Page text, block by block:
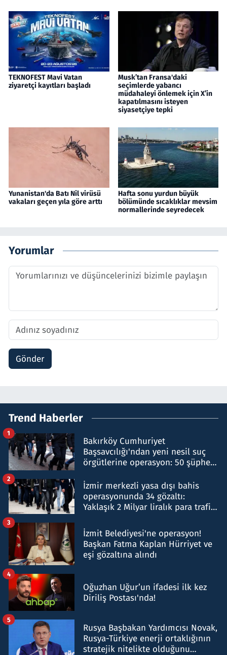
TEKNOFEST Mavi Vatan
ziyaretçi kayıtları başladı
Musk’tan Fransa'daki
seçimlerde yabancı
müdahaleyi önlemek için X’in
kapatılmasını isteyen
siyasetçiye tepki
Yunanistan'da Batı Nil virüsü
vakaları geçen yıla göre arttı
Hafta sonu yurdun büyük
bölümünde sıcaklıklar mevsim
normallerinde seyredecek
Yorumlar
Gönder
Trend Haberler
Bakırköy Cumhuriyet
Başsavcılığı'ndan yeni nesil suç
örgütlerine operasyon: 50 şüpheli
1
İzmir merkezli yasa dışı bahis
operasyonunda 34 gözaltı:
Yaklaşık 2 Milyar liralık para trafiği
2
İzmit Belediyesi'ne operasyon!
Başkan Fatma Kaplan Hürriyet ve
eşi gözaltına alındı
3
Oğuzhan Uğur’un ifadesi ilk kez
Diriliş Postası'nda!
4
Rusya Başbakan Yardımcısı Novak,
Rusya-Türkiye enerji ortaklığının
stratejik nitelikte olduğunu
5